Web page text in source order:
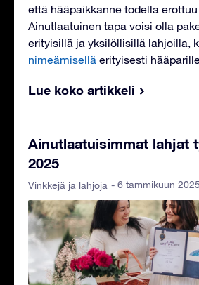
että hääpaikkanne todella
Ainutlaatuinen tapa voisi olla
erityisillä ja yksilöllisillä lahjoilla,
nimeämisellä erityisesti
Lue koko artikkeli
Ainutlaatuisimmat lahjat
2025
Vinkkejä ja lahjoja - 6 tammikuun 2025